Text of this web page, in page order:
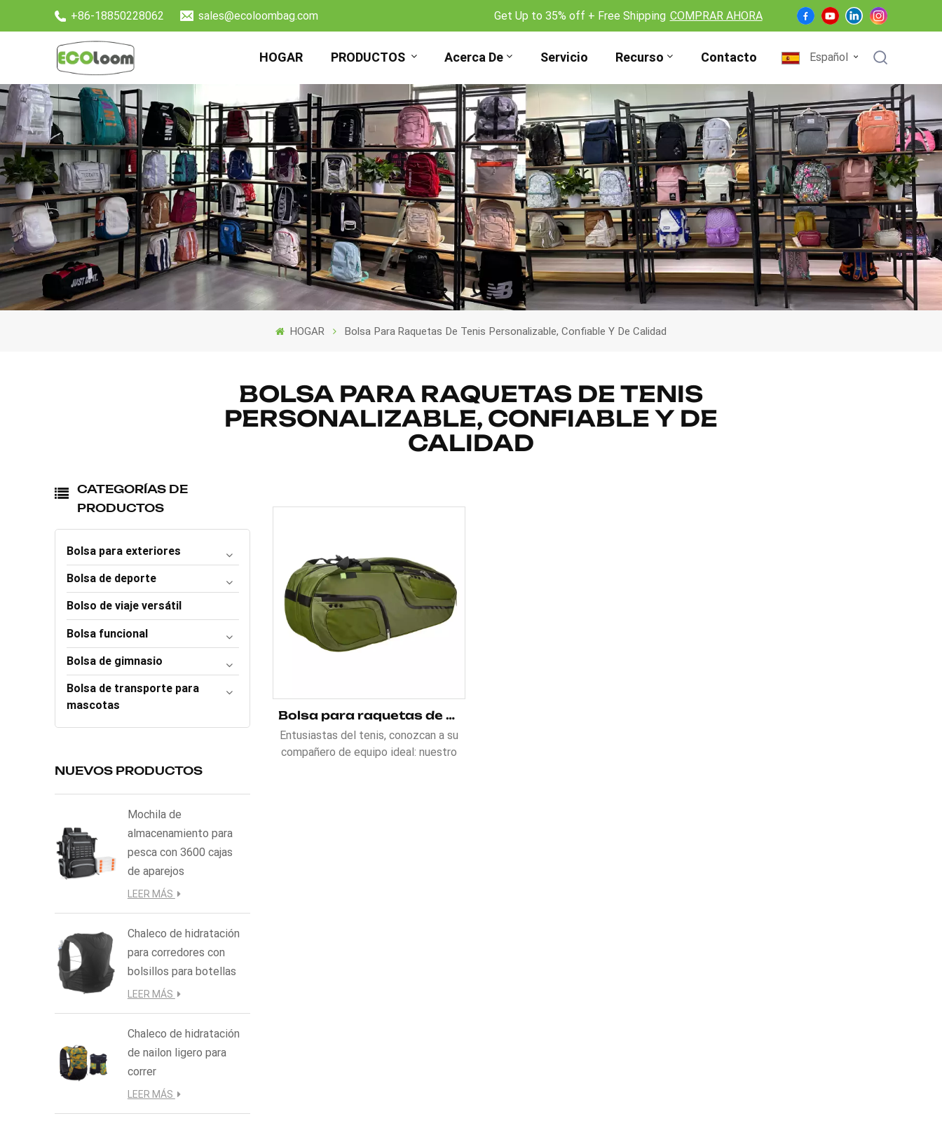
+86-18850228062 sales@ecoloombag.com Get Up to 35% off + Free Shipping COMPRAR AHORA
HOGAR PRODUCTOS Acerca De Servicio Recurso Contacto Español
English
Français
Deutsch
Español
Nederlands
HOGAR Bolsa Para Raquetas De Tenis Personalizable, Confiable Y De Calidad
BOLSA PARA RAQUETAS DE TENIS
PERSONALIZABLE, CONFIABLE Y DE
CALIDAD
CATEGORÍAS DE
PRODUCTOS
Bolsa para exteriores
Bolsa de deporte
Bolso de viaje versátil
Bolsa funcional
Bolsa de gimnasio
Bolsa de transporte para
mascotas
NUEVOS PRODUCTOS
Mochila de
almacenamiento para
pesca con 3600 cajas
de aparejos
LEER MÁS
Chaleco de hidratación
para corredores con
bolsillos para botellas
LEER MÁS
Chaleco de hidratación
de nailon ligero para
correr
LEER MÁS
Bolsa para raquetas de tenis personalizable, confiable y de calidad
Entusiastas del tenis, conozcan a su
compañero de equipo ideal: nuestro